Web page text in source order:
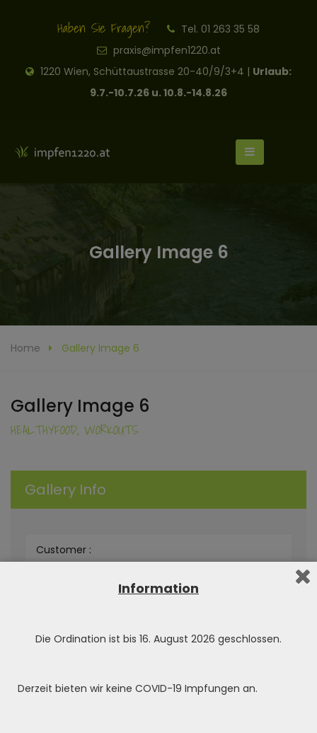
Haben Sie Fragen?
Tel. 01 263 35 58
praxis@impfen1220.at
1220 Wien, Schüttaustrasse 20-40/9/3+4 | Urlaub:
9.7.-10.7.26 u. 10.8.-14.8.26
Gallery Image 6
Home Gallery Image 6
Gallery Image 6
HEALTHYFOOD, WORKOUTS
Gallery Info
Customer :
Skill :
Information
Die Ordination ist bis 16. August 2026 geschlossen.
Derzeit bieten wir keine COVID-19 Impfungen an.